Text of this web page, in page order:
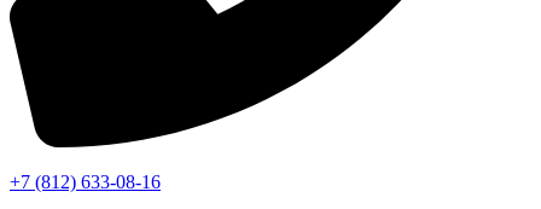
+7 (812) 633-08-16